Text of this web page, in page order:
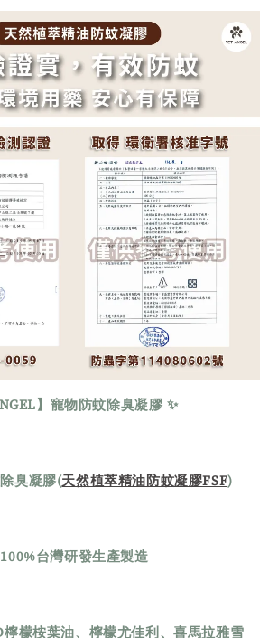
】寵物防蚊除臭凝膠 ✨
臭凝膠(天然植萃精油防蚊凝膠FSF)
台灣研發生產製造
檬桉葉油、檸檬尤佳利、喜馬拉雅雪